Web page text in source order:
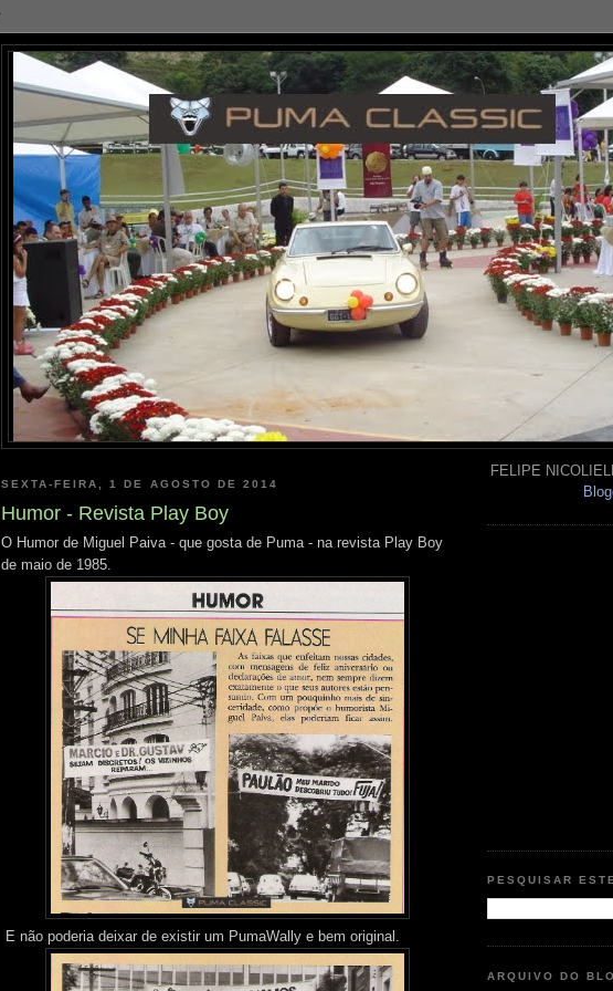
SEXTA-FEIRA, 1 DE AGOSTO DE 2014
Humor - Revista Play Boy
O Humor de Miguel Paiva - que gosta de Puma - na revista Play Boy
de maio de 1985.
E não poderia deixar de existir um PumaWally e bem original.
FELIPE
PESQUISAR
ARQUIVO DO